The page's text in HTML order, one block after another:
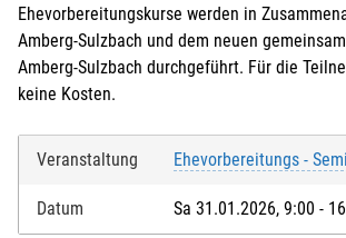
Bei Veranstaltungen mit
Kind mit anmelden
Ehevorbereitungskurse werden in
Amberg-Sulzbach und dem neuen
Amberg-Sulzbach durchgeführt. Für die
keine Kosten.
Veranstaltung Ehevorbereitungs -
Datum Sa 31.01.2026, 9:00 -